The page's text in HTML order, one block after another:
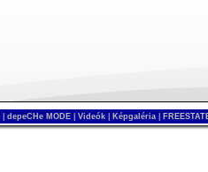
depeCHe MODE Videók Képgaléria